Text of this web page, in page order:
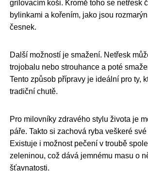
grilovacím koši. Kromě toho se netřesk
bylinkami a kořením, jako jsou
česnek.
Další možností je smažení. Netřesk
trojobalu nebo strouhance a poté
Tento způsob přípravy je ideální pro ty,
tradiční chutě.
Pro milovníky zdravého stylu života je
páře. Takto si zachová ryba veškeré
Existuje i možnost pečení v troubě
zeleninou, což dává jemnému masu o
šťavnatosti.